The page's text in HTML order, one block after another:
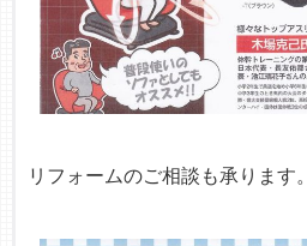
リフォームのご相談も承ります。